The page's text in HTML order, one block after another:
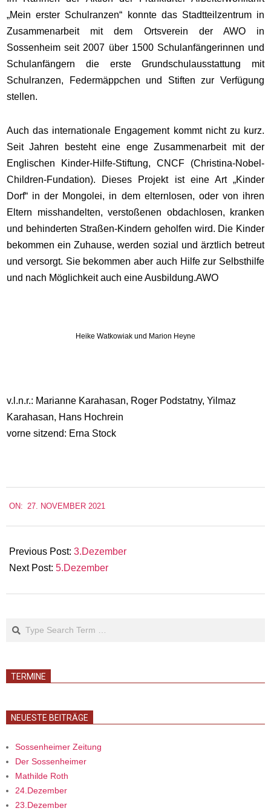
„Mein erster Schulranzen“ konnte das Stadtteilzentrum in
Zusammenarbeit mit dem Ortsverein der AWO in
Sossenheim seit 2007 über 1500 Schulanfängerinnen und
Schulanfängern die erste Grundschulausstattung mit
Schulranzen, Federmäppchen und Stiften zur Verfügung
stellen.
Auch das internationale Engagement kommt nicht zu kurz.
Seit Jahren besteht eine enge Zusammenarbeit mit der
Englischen Kinder-Hilfe-Stiftung, CNCF (Christina-Nobel-
Children-Fundation). Dieses Projekt ist eine Art „Kinder
Dorf“ in der Mongolei, in dem elternlosen, oder von ihren
Eltern misshandelten, verstoßenen obdachlosen, kranken
und behinderten Straßen-Kindern geholfen wird. Die Kinder
bekommen ein Zuhause, werden sozial und ärztlich betreut
und versorgt. Sie bekommen aber auch Hilfe zur Selbsthilfe
und nach Möglichkeit auch eine Ausbildung.AWO
Heike Watkowiak und Marion Heyne
v.l.n.r.: Marianne Karahasan, Roger Podstatny, Yilmaz
Karahasan, Hans Hochrein
vorne sitzend: Erna Stock
11-
27
ON: 27. NOVEMBER 2021
Previous Post: 3.Dezember
Next Post: 5.Dezember
TERMINE
NEUESTE BEITRÄGE
Sossenheimer Zeitung
Der Sossenheimer
Mathilde Roth
24.Dezember
23.Dezember